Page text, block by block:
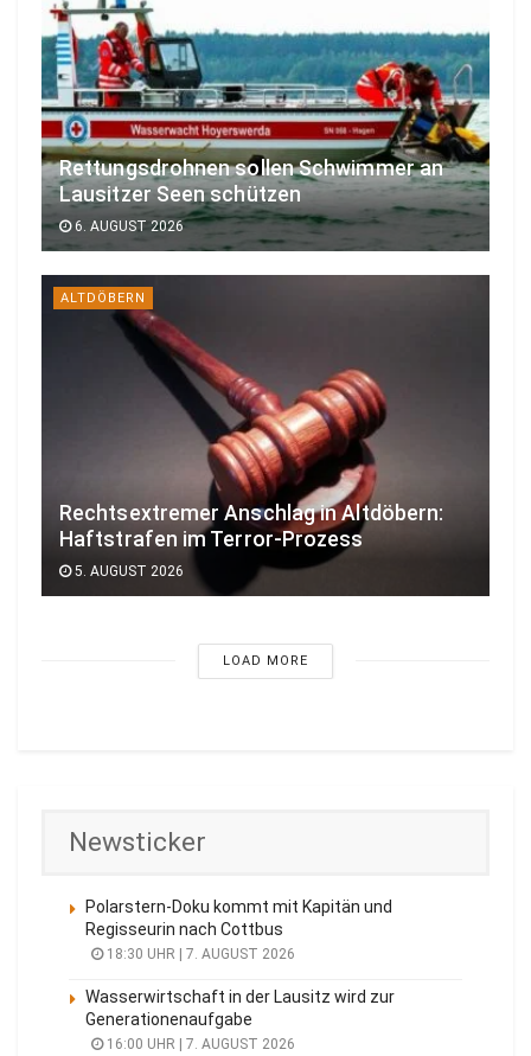
Rettungsdrohnen sollen Schwimmer an
Lausitzer Seen schützen
6. AUGUST 2026
ALTDÖBERN
Rechtsextremer Anschlag in Altdöbern:
Haftstrafen im Terror-Prozess
5. AUGUST 2026
LOAD MORE
Newsticker
Polarstern-Doku kommt mit Kapitän und
Regisseurin nach Cottbus
18:30 UHR | 7. AUGUST 2026
Wasserwirtschaft in der Lausitz wird zur
Generationenaufgabe
16:00 UHR | 7. AUGUST 2026